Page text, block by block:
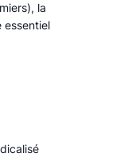
la
essentiel